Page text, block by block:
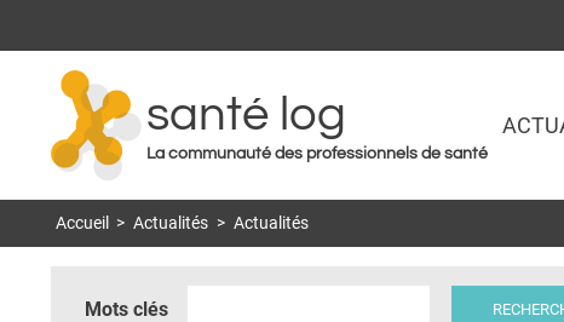
santé log
La communauté des professionnels de santé
Accueil > Actualités > Actualités
Mots clés